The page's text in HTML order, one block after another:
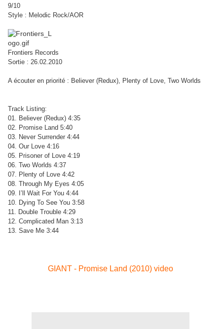
9/10
Style : Melodic Rock/AOR
Frontiers Records
Sortie : 26.02.2010
A écouter en priorité : Believer (Redux), Plenty of Love, Two Worlds
Track Listing:
01. Believer (Redux) 4:35
02. Promise Land 5:40
03. Never Surrender 4:44
04. Our Love 4:16
05. Prisoner of Love 4:19
06. Two Worlds 4:37
07. Plenty of Love 4:42
08. Through My Eyes 4:05
09. I’ll Wait For You 4:44
10. Dying To See You 3:58
11. Double Trouble 4:29
12. Complicated Man 3:13
13. Save Me 3:44
GIANT - Promise Land (2010) video